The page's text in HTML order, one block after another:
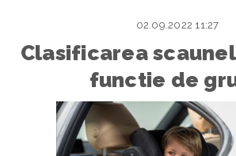
Clasificarea
functie de
02.09.2022 11:27